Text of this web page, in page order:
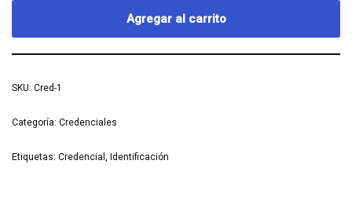
Agregar al carrito
SKU: Cred-1
Categoría: Credenciales
Etiquetas: Credencial Identificación